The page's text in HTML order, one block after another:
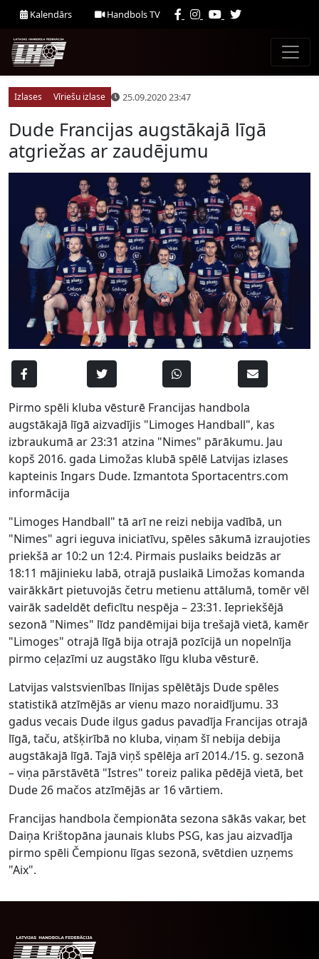
Kalendārs Handbols TV
Izlases Vīriešu izlase 25.09.2020 23:47
Dude Francijas augstākajā līgā
atgriežas ar zaudējumu
Pirmo spēli kluba vēsturē Francijas handbola
augstākajā līgā aizvadījis "Limoges Handball", kas
izbraukumā ar 23:31 atzina "Nimes" pārākumu. Jau
kopš 2016. gada Limožas klubā spēlē Latvijas izlases
kapteinis Ingars Dude. Izmantota Sportacentrs.com
informācija
"Limoges Handball" tā arī ne reizi nebija vadībā, un
"Nimes" agri ieguva iniciatīvu, spēles sākumā izraujoties
priekšā ar 10:2 un 12:4. Pirmais puslaiks beidzās ar
18:11 mājinieku labā, otrajā puslaikā Limožas komanda
vairākkārt pietuvojās četru metienu attālumā, tomēr vēl
vairāk sadeldēt deficītu nespēja – 23:31. Iepriekšējā
sezonā "Nimes" līdz pandēmijai bija trešajā vietā, kamēr
"Limoges" otrajā līgā bija otrajā pozīcijā un nopelnīja
pirmo ceļazīmi uz augstāko līgu kluba vēsturē.
Latvijas valstsvienības līnijas spēlētājs Dude spēles
statistikā atzīmējās ar vienu mazo noraidījumu. 33
gadus vecais Dude ilgus gadus pavadīja Francijas otrajā
līgā, taču, atšķirībā no kluba, viņam šī nebija debija
augstākajā līgā. Tajā viņš spēlēja arī 2014./15. g. sezonā
– viņa pārstāvētā "Istres" toreiz palika pēdējā vietā, bet
Dude 26 mačos atzīmējās ar 16 vārtiem.
Francijas handbola čempionāta sezona sākās vakar, bet
Daiņa Krištopāna jaunais klubs PSG, kas jau aizvadīja
pirmo spēli Čempionu līgas sezonā, svētdien uzņems
"Aix".